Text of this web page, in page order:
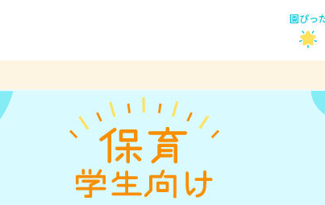
園ぴっ